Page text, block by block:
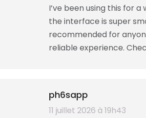
I’ve been using this for a
the interface is super
recommended for
reliable experience.
ph6sapp
dit
11 juillet 2026 à 19h43